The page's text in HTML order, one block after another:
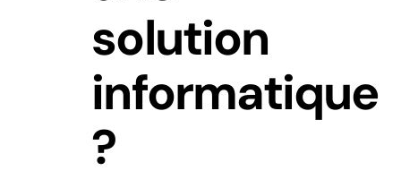
solution
informatique
?